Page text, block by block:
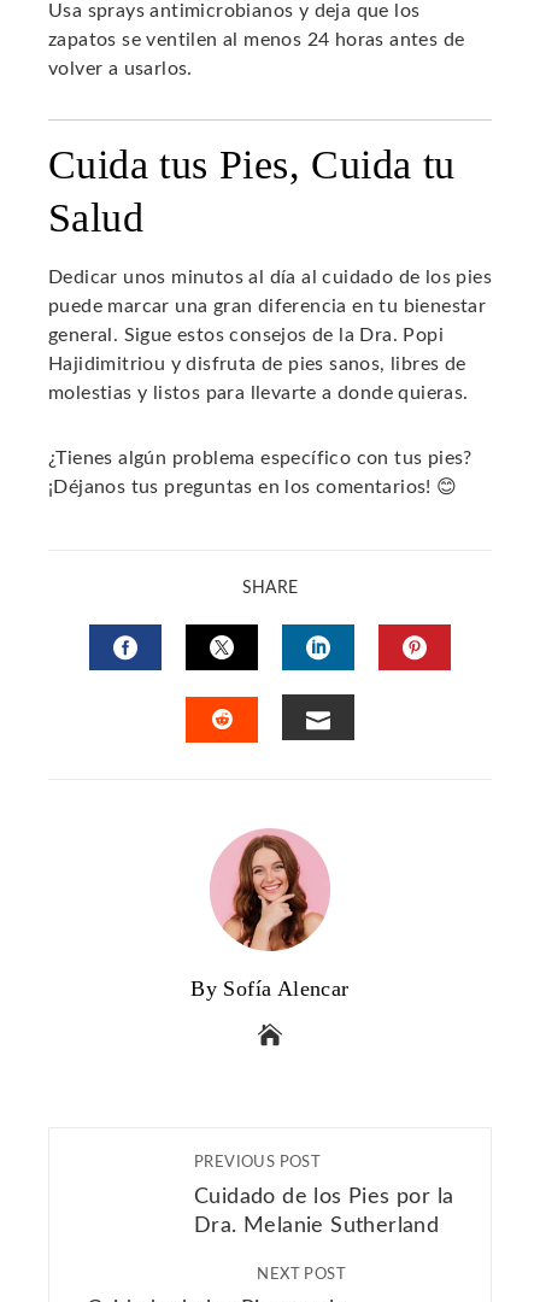
Usa sprays antimicrobianos y deja que los
zapatos se ventilen al menos 24 horas antes de
volver a usarlos.
Cuida tus Pies, Cuida tu
Salud
Dedicar unos minutos al día al cuidado de los pies
puede marcar una gran diferencia en tu bienestar
general. Sigue estos consejos de la Dra. Popi
Hajidimitriou y disfruta de pies sanos, libres de
molestias y listos para llevarte a donde quieras.
¿Tienes algún problema específico con tus pies?
¡Déjanos tus preguntas en los comentarios! 😊
SHARE
FACEBOOKTWITTERLINKEDIN
By Sofía Alencar
PREVIOUS POST
Cuidado de los Pies por la
Dra. Melanie Sutherland
NEXT POST